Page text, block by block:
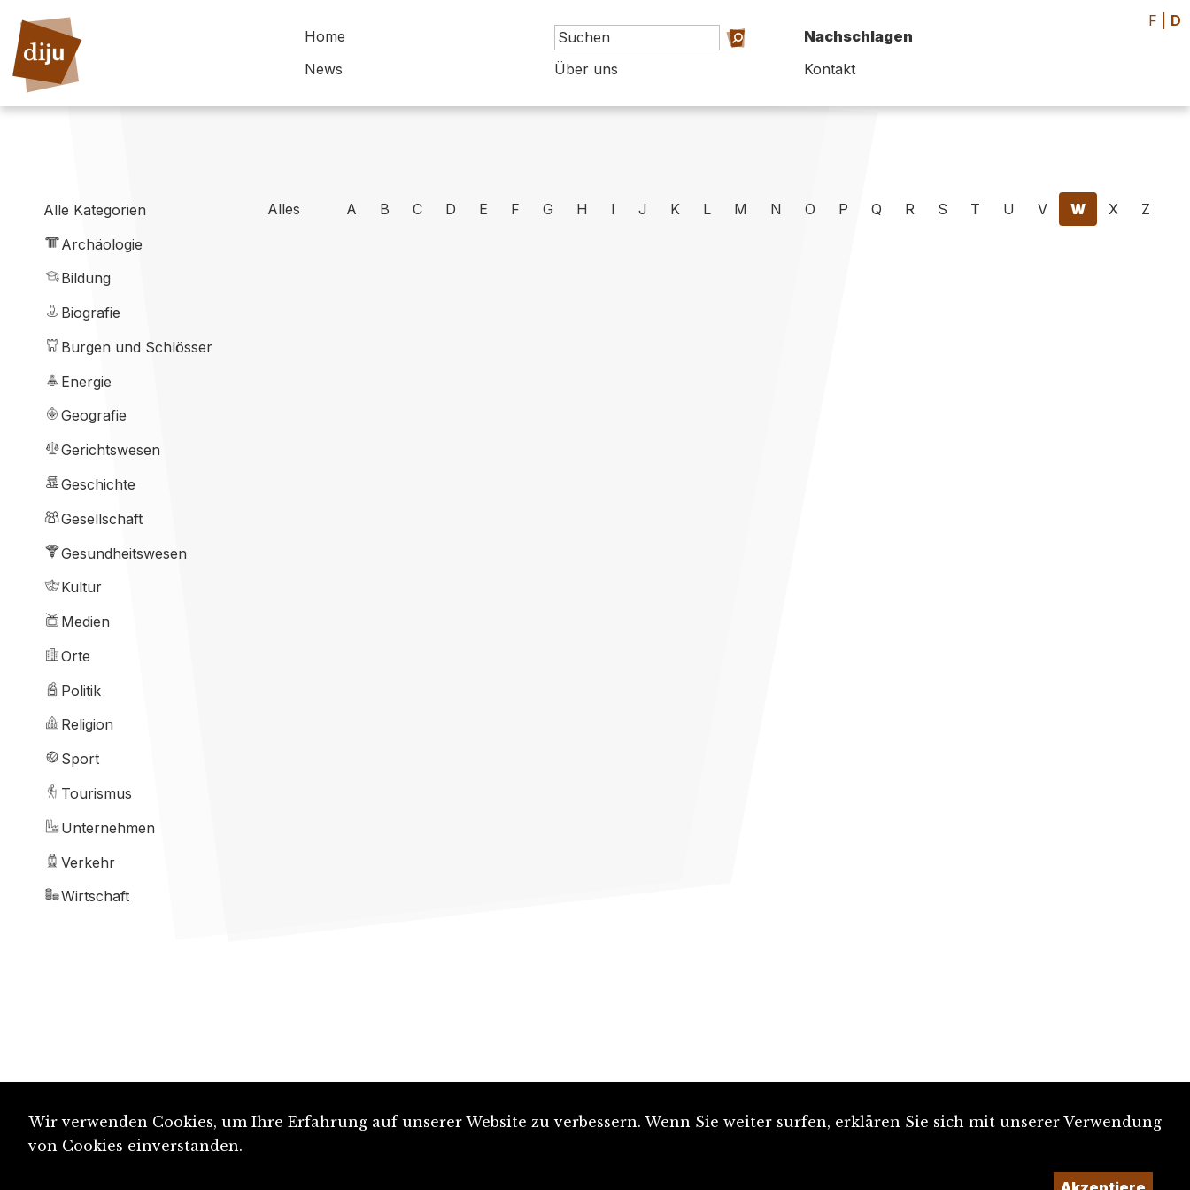
Home
Nachschlagen
News
Über uns Kontakt
F D
Alle Kategorien
Archäologie
Bildung
Biografie
Burgen und Schlösser
Energie
Geografie
Gerichtswesen
Geschichte
Gesellschaft
Gesundheitswesen
Kultur
Medien
Orte
Politik
Religion
Sport
Tourismus
Unternehmen
Verkehr
Wirtschaft
Alles A B C D E F G H I J K L M N O P Q R S T U V W X Z
Wir verwenden Cookies, um Ihre Erfahrung auf unserer Website zu verbessern. Wenn Sie weiter surfen, erklären Sie sich mit unserer Verwendung
von Cookies einverstanden.